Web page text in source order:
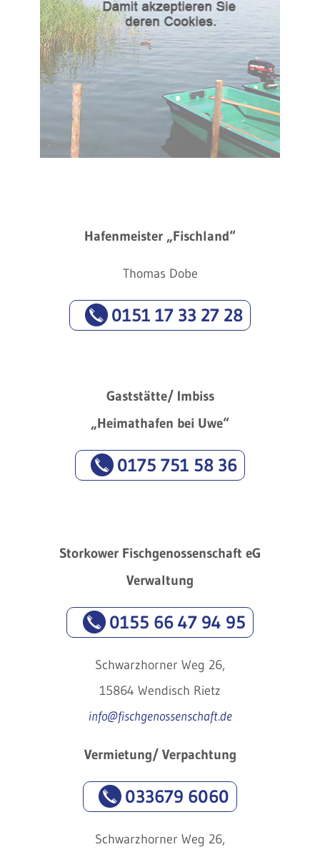
Hafenmeister „Fischland“
Thomas Dobe
0151 17 33 27 28
Gaststätte/ Imbiss
„Heimathafen bei Uwe“
0175 751 58 36
Storkower Fischgenossenschaft eG
Verwaltung
0155 66 47 94 95
Schwarzhorner Weg 26,
15864 Wendisch Rietz
info@fischgenossenschaft.de
Vermietung/ Verpachtung
033679 6060
Schwarzhorner Weg 26,